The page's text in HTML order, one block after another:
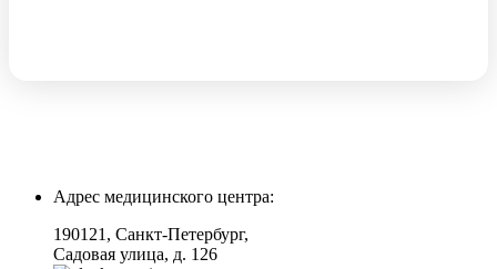
Адрес медицинского центра:
190121, Санкт-Петербург,
Садовая улица, д. 126